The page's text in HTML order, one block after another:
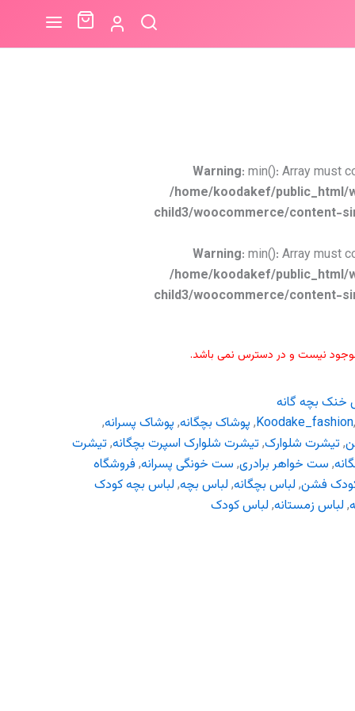
Warning: min(): Array must
/home/koodakef/
child3/woocommerce/content-
Warning: min(): Array must
/home/koodakef/
child3/woocommerce/content-
نیست و در دسترس نمی باشد.
خنک بچه گانه
Koodake_fashion,
, پوشاک بچگانه, پوشاک پسرانه,
, تیشرت شلوارک, تیشرت شلوارک اسپرت بچگانه, تیشرت
, ست خواهر برادری, ست خونگی پسرانه, فروشگاه
فشن, لباس بچگانه, لباس بچه, لباس بچه کودک
, لباس زمستانه, لباس کودک